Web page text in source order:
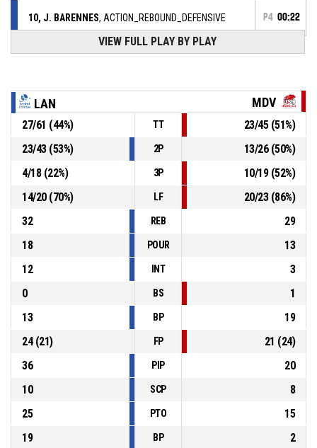
10, J. BARENNES, ACTION_REBOUND_DEFENSIVE P4 00:22
P4 00:25 10, L. BERKANI, ACTION_FREETHROW_2OF2 manqué
72-76
10, L. BERKANI, ACTION_FREETHROW_1OF2 Réussi
- lead by 4
00:25 10, L. BERKANI
21, M. AYIM , ACTION_FOUL_PERSONAL P4 00:25
VIEW FULL PLAY BY PLAY
LAN MDV
27/61 (44%) TT 23/45(51%)
23/43(53%) 2P 13/26(50%)
4/18(22%) 3P 10/19(52%)
14/20(70%) LF 20/23(86%)
32
REB
29
18
POUR
13
12
INT
3
0
BS
1
13
BP
19
24(21) FP 21 (24)
36
PIP
20
10
SCP
8
25
PTO
15
19
BP 2